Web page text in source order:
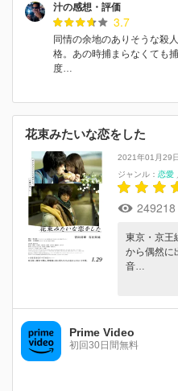
汁の感想・評価
3.7
同情の余地のありそうな殺
格。あの時捕まらなくても
度…
花束みたいな恋をした
2021年01月29
ジャンル： 恋愛
249218
東京・京王
から偶然に
音…
Prime Video
初回30日間無料